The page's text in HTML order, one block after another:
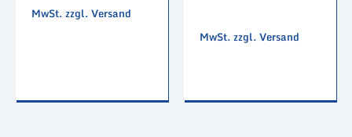
MwSt. zzgl. Versand
MwSt. zzgl. Versand